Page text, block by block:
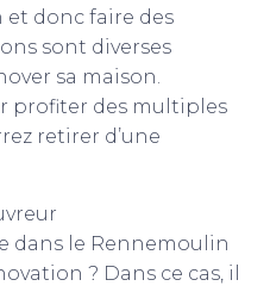
et donc faire des
sont diverses
sa maison.
profiter des multiples
retirer d’une
dans le Rennemoulin
? Dans ce cas, il